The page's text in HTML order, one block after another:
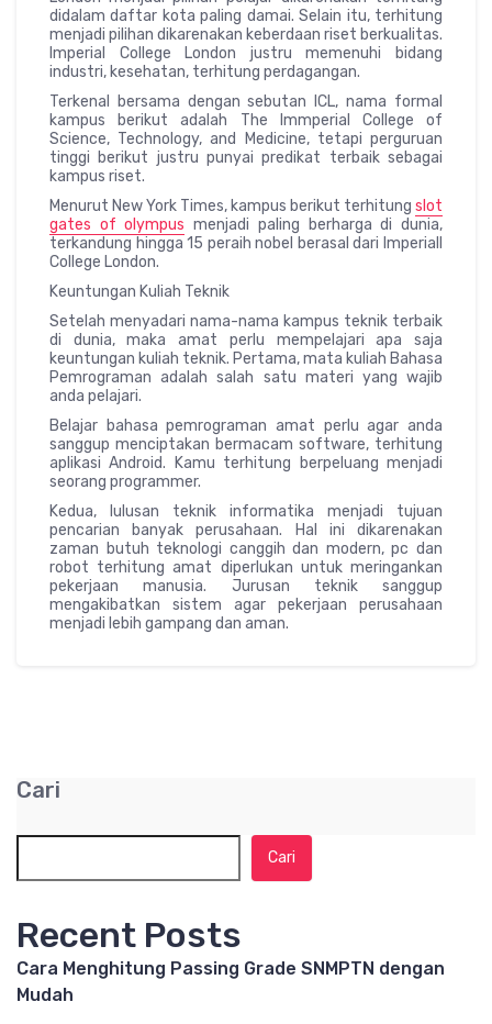
didalam daftar kota paling damai. Selain itu, terhitung
menjadi pilihan dikarenakan keberdaan riset berkualitas.
Imperial College London justru memenuhi bidang
industri, kesehatan, terhitung perdagangan.
Terkenal bersama dengan sebutan ICL, nama formal
kampus berikut adalah The Immperial College of
Science, Technology, and Medicine, tetapi perguruan
tinggi berikut justru punyai predikat terbaik sebagai
kampus riset.
Menurut New York Times, kampus berikut terhitung slot
gates of olympus menjadi paling berharga di dunia,
terkandung hingga 15 peraih nobel berasal dari Imperiall
College London.
Keuntungan Kuliah Teknik
Setelah menyadari nama-nama kampus teknik terbaik
di dunia, maka amat perlu mempelajari apa saja
keuntungan kuliah teknik. Pertama, mata kuliah Bahasa
Pemrograman adalah salah satu materi yang wajib
anda pelajari.
Belajar bahasa pemrograman amat perlu agar anda
sanggup menciptakan bermacam software, terhitung
aplikasi Android. Kamu terhitung berpeluang menjadi
seorang programmer.
Kedua, lulusan teknik informatika menjadi tujuan
pencarian banyak perusahaan. Hal ini dikarenakan
zaman butuh teknologi canggih dan modern, pc dan
robot terhitung amat diperlukan untuk meringankan
pekerjaan manusia. Jurusan teknik sanggup
mengakibatkan sistem agar pekerjaan perusahaan
menjadi lebih gampang dan aman.
Cari
Cari
Recent Posts
Cara Menghitung Passing Grade SNMPTN dengan
Mudah